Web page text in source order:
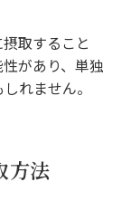
取すること
があり、単独
れません。
方法